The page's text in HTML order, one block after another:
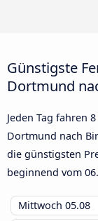
Günstigste
Dortmund
Jeden Tag fahren
Dortmund nach
die günstigsten
beginnend vom
Mittwoch 05.08